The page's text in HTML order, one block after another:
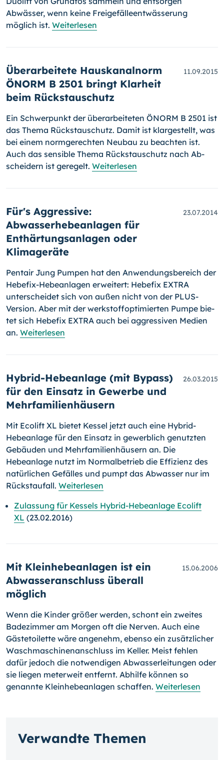
Abwässer, wenn keine Freigefälleentwässerung
möglich ist. Weiterlesen
Überarbeitete Hauskanalnorm
ÖNORM B 2501 bringt Klarheit
beim Rückstauschutz
11.09.2015
Ein Schwerpunkt der überarbeiteten ÖNORM B 2501 ist
das Thema Rück­stauschutz. Damit ist klargestellt, was
bei einem normgerechten Neubau zu beachten ist.
Auch das sensible Thema Rückstauschutz nach Ab­
schei­dern ist geregelt. Weiterlesen
Für's Aggressive:
Abwasserhebeanlagen für
Enthärtungsanlagen oder
Klimageräte
23.07.2014
Pentair Jung Pumpen hat den Anwendungsbereich der
Hebefix-Hebe­an­la­gen erweitert: Hebefix EXTRA
unterscheidet sich von außen nicht von der PLUS-
Version. Aber mit der werkstoffoptimierten Pumpe bie­
tet sich Hebefix EXTRA auch bei aggressiven Medien
an. Weiterlesen
Hybrid-Hebeanlage (mit Bypass)
für den Einsatz in Gewerbe und
Mehrfamilienhäusern
26.03.2015
Mit Ecolift XL bietet Kessel jetzt auch eine Hybrid-
Hebeanlage für den Ein­satz in gewerblich genutzten
Gebäuden und Mehrfamilienhäusern an. Die
Hebeanlage nutzt im Normalbetrieb die Effizienz des
natürlichen Gefälles und pumpt das Abwasser nur im
Rückstaufall. Weiterlesen
Zulassung für Kessels Hybrid-Hebeanlage Ecolift
XL (23.02.2016)
Mit Kleinhebeanlagen ist ein
Abwasseranschluss überall
möglich
15.06.2006
Wenn die Kinder größer werden, schont ein zweites
Badezimmer am Morgen oft die Nerven. Auch eine
Gästetoilette wäre angenehm, ebenso ein zusätzlicher
Waschmaschinenanschluss im Keller. Meist fehlen
dafür jedoch die notwendigen Abwasserleitungen oder
sie liegen meterweit entfernt. Abhilfe können so
genannte Kleinhebeanlagen schaffen. Weiterlesen
Verwandte Themen